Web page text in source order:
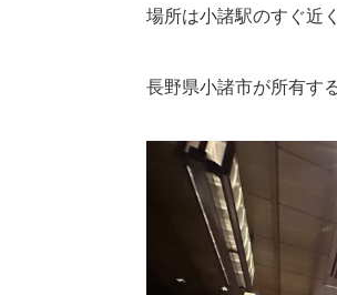
場所は小諸駅のすぐ近く
長野県小諸市が所有す